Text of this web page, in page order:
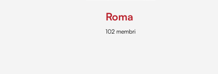
Roma
102 membri